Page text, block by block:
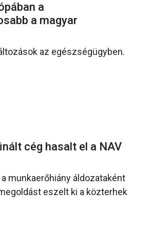
a
a magyar
az egészségügyben.
cég hasalt el a NAV
munkaerőhiány áldozataként
eszelt ki a közterhek